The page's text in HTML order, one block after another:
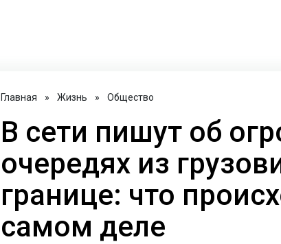
Главная » Жизнь » Общество
В сети пишут об
очередях из
границе: что
самом деле